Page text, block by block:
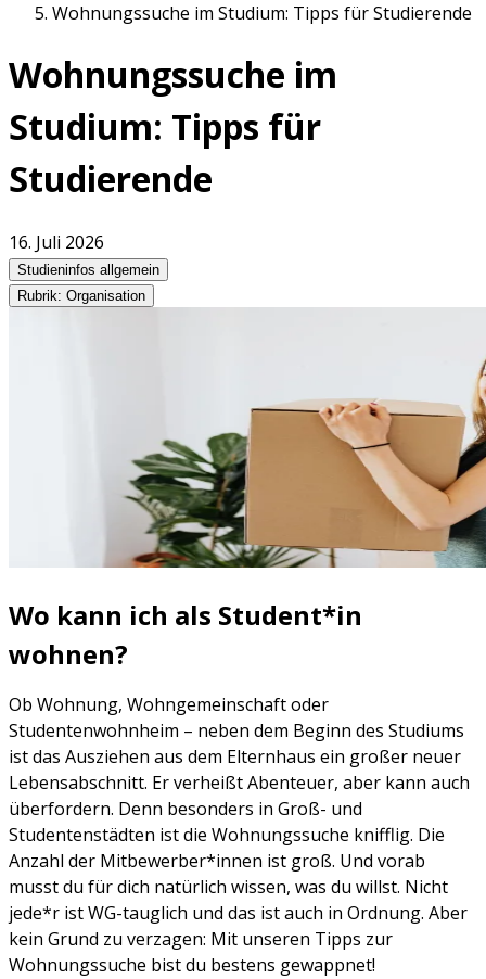
Wohnungssuche im Studium: Tipps für Studierende
Wohnungssuche im
Studium: Tipps für
Studierende
16. Juli 2026
Studieninfos allgemein
Rubrik: Organisation
Wo kann ich als Student*in
wohnen?
Ob Wohnung, Wohngemeinschaft oder
Studentenwohnheim – neben dem Beginn des Studiums
ist das Ausziehen aus dem Elternhaus ein großer neuer
Lebensabschnitt. Er verheißt Abenteuer, aber kann auch
überfordern. Denn besonders in Groß- und
Studentenstädten ist die Wohnungssuche knifflig. Die
Anzahl der Mitbewerber*innen ist groß. Und vorab
musst du für dich natürlich wissen, was du willst. Nicht
jede*r ist WG-tauglich und das ist auch in Ordnung. Aber
kein Grund zu verzagen: Mit unseren Tipps zur
Wohnungssuche bist du bestens gewappnet!